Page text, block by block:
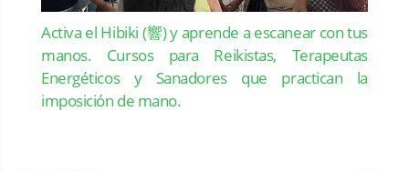
Activa el Hibiki (響) y aprende a escanear con tus
manos. Cursos para Reikistas, Terapeutas
Energéticos y Sanadores que practican la
imposición de mano.